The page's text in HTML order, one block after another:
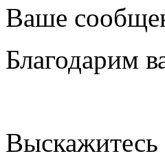
Ваше
Благодарим
Выскажитесь